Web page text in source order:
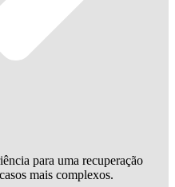
para uma recuperação
mais complexos.